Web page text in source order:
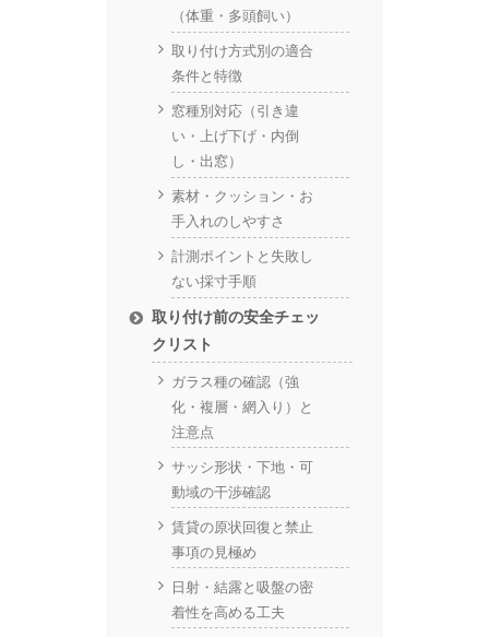
（体重・多頭飼い）
取り付け方式別の適合
条件と特徴
窓種別対応（引き違
い・上げ下げ・内倒
し・出窓）
素材・クッション・お
手入れのしやすさ
計測ポイントと失敗し
ない採寸手順
取り付け前の安全チェッ
クリスト
ガラス種の確認（強
化・複層・網入り）と
注意点
サッシ形状・下地・可
動域の干渉確認
賃貸の原状回復と禁止
事項の見極め
日射・結露と吸盤の密
着性を高める工夫